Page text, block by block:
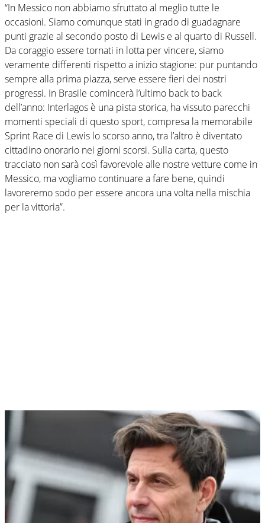
“In Messico non abbiamo sfruttato al meglio tutte le
occasioni. Siamo comunque stati in grado di guadagnare
punti grazie al secondo posto di Lewis e al quarto di Russell.
Da coraggio essere tornati in lotta per vincere, siamo
veramente differenti rispetto a inizio stagione: pur puntando
sempre alla prima piazza, serve essere fieri dei nostri
progressi. In Brasile comincerà l’ultimo back to back
dell’anno: Interlagos è una pista storica, ha vissuto parecchi
momenti speciali di questo sport, compresa la memorabile
Sprint Race di Lewis lo scorso anno, tra l’altro è diventato
cittadino onorario nei giorni scorsi. Sulla carta, questo
tracciato non sarà così favorevole alle nostre vetture come in
Messico, ma vogliamo continuare a fare bene, quindi
lavoreremo sodo per essere ancora una volta nella mischia
per la vittoria”.